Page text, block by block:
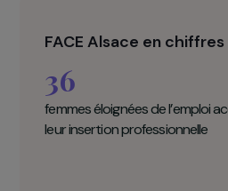
réinsertion des femmes
positives dès la sortie
suivants).